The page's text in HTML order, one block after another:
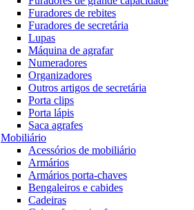
Furadores de rebites
Furadores de secretária
Lupas
Máquina de agrafar
Numeradores
Organizadores
Outros artigos de secretária
Porta clips
Porta lápis
Saca agrafes
Mobiliário
Acessórios de mobiliário
Armários
Armários porta-chaves
Bengaleiros e cabides
Cadeiras